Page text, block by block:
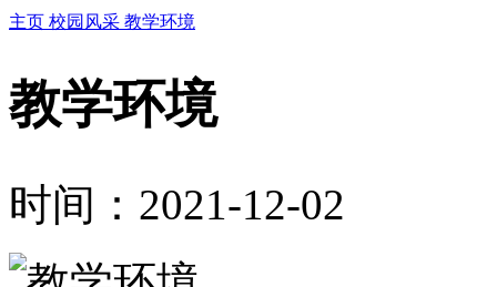
主页 校园风采 教学环境
教学环境
时间：2021-12-02